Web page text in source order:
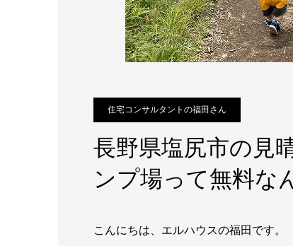
住宅コンサルタントの福田さん
長野県塩尻市の見
ンプ場って無料な
こんにちは、エルハウスの福田です。